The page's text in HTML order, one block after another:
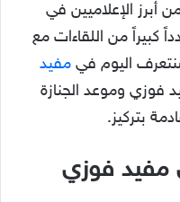
أبرز الإعلاميين في
كبيراً من اللقاءات مع
اليوم في مفيد
فوزي وموعد الجنازة
بتركيز.
مفيد فوزي